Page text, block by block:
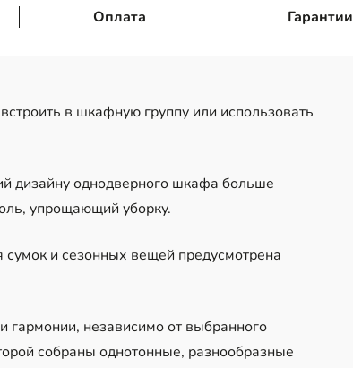
Оплата Гарантии
в шкафную группу или использовать
дизайну однодверного шкафа больше
упрощающий уборку.
и сезонных вещей предусмотрена
гармонии, независимо от выбранного
собраны однотонные, разнообразные